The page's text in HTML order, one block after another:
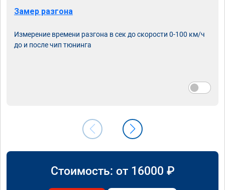
Замер разгона
Измерение времени разгона в сек до скорости 0-100 км/ч
до и после чип тюнинга
Стоимость: от 16000 ₽